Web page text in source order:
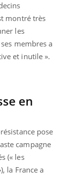
montré très
les
membres a
et inutile ».
en
pose
campagne
(« les
la France a